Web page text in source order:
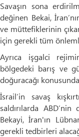
Savaşın sona
değinen Bekai,
ve müttefiklerinin
için gerekli tüm
Ayrıca işgalci
bölgedeki barış ve
doğuracağı
İsrail’in savaş
saldırılarda
Bekayi, İran'ın
gerekli tedbirleri